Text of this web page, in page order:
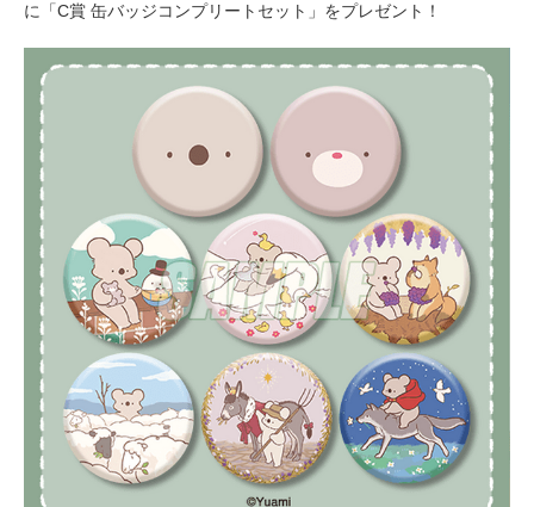
に「C賞 缶バッジコンプリートセット」をプレゼント！